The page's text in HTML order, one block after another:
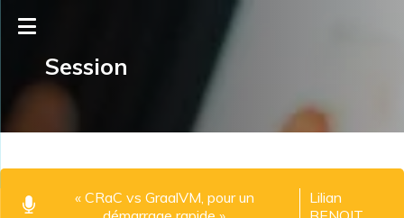
Session
« CRaC vs GraalVM, pour un
Lilian